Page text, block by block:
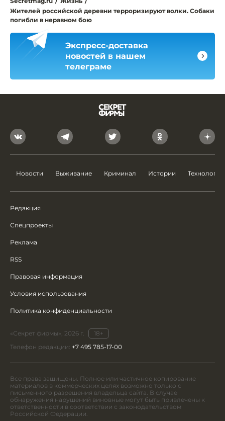
Жителей российской деревни терроризируют волки. Собаки
погибли в неравном бою
Экспресс-доставка
новостей в нашем
телеграме
Новости Выживание Криминал Истории Технологии
Редакция
Спецпроекты
Реклама
RSS
Правовая информация
Условия использования
Политика конфиденциальности
«Секрет фирмы», 2026 г.
18+
Телефон редакции: +7 495 785-17-00
Все права защищены. Полное или частичное копирование
материалов в коммерческих целях возможно только с
письменного разрешения владельца сайта. В случае
обнаружения нарушений виновные могут быть привлечены к
ответственности в соответствии с законодательством
Российской Федерации.